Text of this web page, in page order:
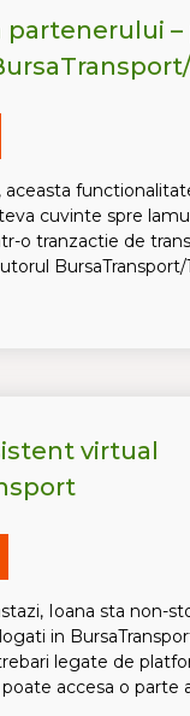
partenerului –
aceasta
cuvinte spre
o tranzactie de
BursaTransport/
virtual
Ioana sta non-
in
legate de
accesa o parte